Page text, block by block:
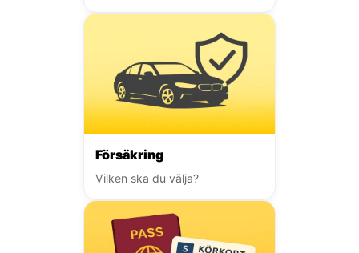
Försäkring
Vilken ska du välja?